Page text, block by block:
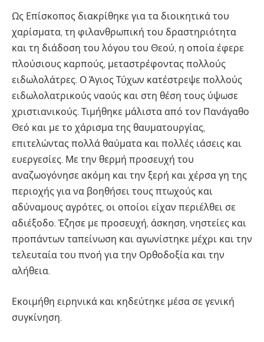
Ως Επίσκοπος διακρίθηκε για τα διοικητικά του
χαρίσματα, τη φιλανθρωπική του δραστηριότητα
και τη διάδοση του λόγου του Θεού, η οποία έφερε
πλούσιους καρπούς, μεταστρέφοντας πολλούς
ειδωλολάτρες. Ο Άγιος Τύχων κατέστρεψε πολλούς
ειδωλολατρικούς ναούς και στη θέση τους ύψωσε
χριστιανικούς. Τιμήθηκε μάλιστα από τον Πανάγαθο
Θεό και με το χάρισμα της θαυματουργίας,
επιτελώντας πολλά θαύματα και πολλές ιάσεις και
ευεργεσίες. Με την θερμή προσευχή του
αναζωογόνησε ακόμη και την ξερή και χέρσα γη της
περιοχής για να βοηθήσει τους πτωχούς και
αδύναμους αγρότες, οι οποίοι είχαν περιέλθει σε
αδιέξοδο. Έζησε με προσευχή, άσκηση, νηστείες και
προπάντων ταπείνωση και αγωνίστηκε μέχρι και την
τελευταία του πνοή για την Ορθοδοξία και την
αλήθεια.
Εκοιμήθη ειρηνικά και κηδεύτηκε μέσα σε γενική
συγκίνηση.